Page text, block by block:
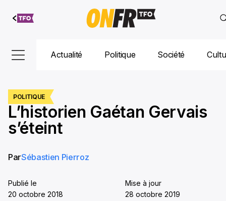
Aller au
contenu
Actualité Politique Société
POLITIQUE
L’historien Gaétan Gervais
s’éteint
ParSébastien Pierroz
Publié le
20 octobre 2018
Mise à jour
28 octobre 2019